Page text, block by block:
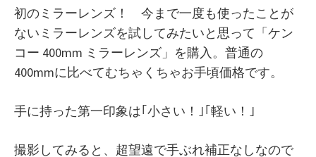
初のミラーレンズ！ 今まで一度も使ったことが
ないミラーレンズを試してみたいと思って「ケン
コー 400mm ミラーレンズ」を購入。普通の
400mmに比べてむちゃくちゃお手頃価格です。
手に持った第一印象は｢小さい！｣｢軽い！｣
撮影してみると、超望遠で手ぶれ補正なしなので